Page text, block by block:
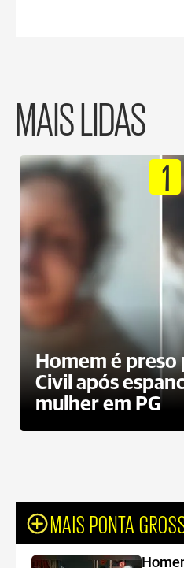
MAIS LIDAS
1
Homem é preso
Civil após
mulher em PG
MAIS PONTA